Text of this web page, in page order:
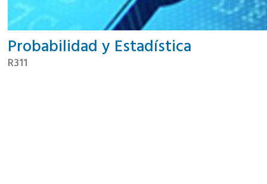
Probabilidad y Estadística
R311